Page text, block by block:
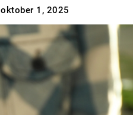
oktober 1, 2025